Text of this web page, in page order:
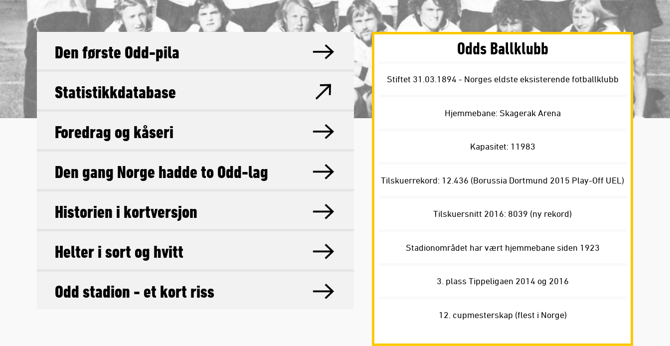
Den første Odd-pila
Statistikkdatabase
Foredrag og kåseri
Den gang Norge hadde to Odd-lag
Historien i kortversjon
Helter i sort og hvitt
Odd stadion - et kort riss
Odds Ballklubb
Stiftet 31.03.1894 - Norges eldste eksisterende fotballklubb
Hjemmebane: Skagerak Arena
Kapasitet: 11983
Tilskuerrekord: 12.436 (Borussia Dortmund 2015 Play-Off UEL)
Tilskuersnitt 2016: 8039 (ny rekord)
Stadionområdet har vært hjemmebane siden 1923
3. plass Tippeligaen 2014 og 2016
12. cupmesterskap (flest i Norge)